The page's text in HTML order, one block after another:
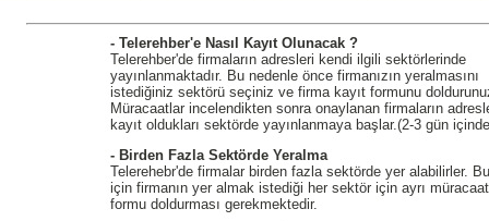
- Telerehber'e Nasıl Kayıt Olunacak ?
Telerehber'de firmaların adresleri kendi ilgili sektörlerinde
yayınlanmaktadır. Bu nedenle önce firmanızın yeralmasını
istediğiniz sektörü seçiniz ve firma kayıt formunu
Müracaatlar incelendikten sonra onaylanan firmaların
kayıt oldukları sektörde yayınlanmaya başlar.(2-3 gün
- Birden Fazla Sektörde Yeralma
Telerehebr'de firmalar birden fazla sektörde yer alabilirler.
için firmanın yer almak istediği her sektör için ayrı müracaat
formu doldurması gerekmektedir.